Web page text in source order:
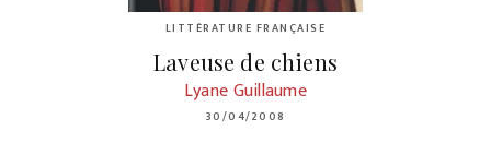
LITTÉRATURE FRANÇAISE
Laveuse de chiens
Lyane Guillaume
30/04/2008